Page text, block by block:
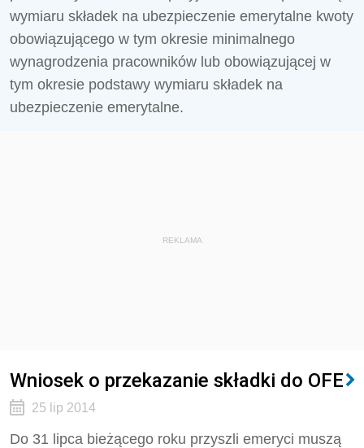
wymiaru składek na ubezpieczenie emerytalne kwoty
obowiązującego w tym okresie minimalnego
wynagrodzenia pracowników lub obowiązującej w
tym okresie podstawy wymiaru składek na
ubezpieczenie emerytalne.
REKLAMA
Wniosek o przekazanie składki do OFE
25 lip 2014
Do 31 lipca bieżącego roku przyszli emeryci muszą